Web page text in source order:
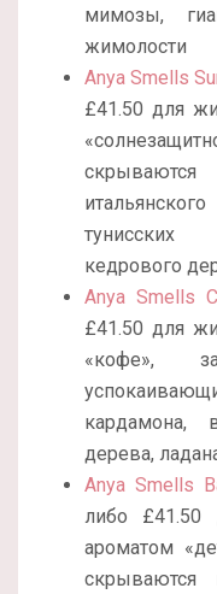
мимозы,
жимолости
Anya Smells
£41.50 для
тунисских
кедрового
Anya Smells
£41.50 для
«кофе»,
кардамона,
дерева,
Anya Smells
либо
ароматом
скрываются